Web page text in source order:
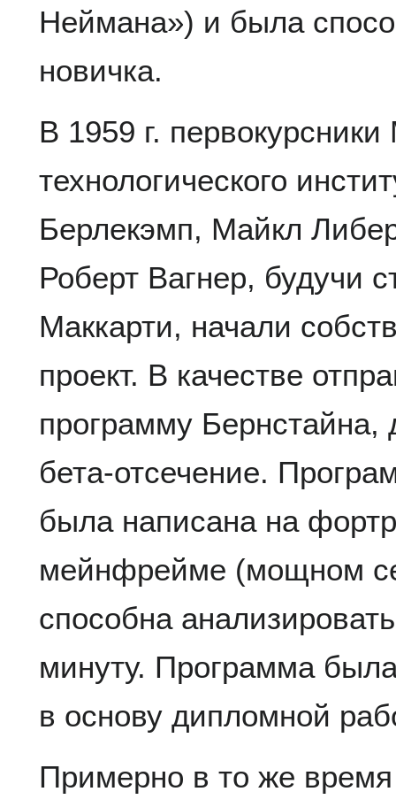
Неймана») и была
новичка.
В 1959 г. первокурсники
технологического
Берлекэмп, Майкл
Роберт Вагнер, будучи
Маккарти, начали
проект. В качестве
программу
бета-отсечение.
была написана на
мейнфрейме (мощном
способна
минуту. Программа
в основу дипломной
Примерно в то же время